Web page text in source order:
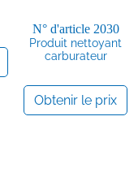
N° d'article 2030
Produit nettoyant
carburateur
Obtenir le prix